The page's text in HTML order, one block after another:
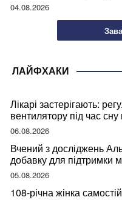
04.08.2026
ЛАЙФХАКИ
Лікарі застерігають:
вентилятору під час
ваше здоров’я
06.08.2026
Вчений з досліджень
добавку для підтримки
05.08.2026
108-річна жінка